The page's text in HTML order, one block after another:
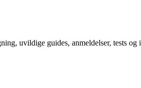
uvildige guides, anmeldelser,